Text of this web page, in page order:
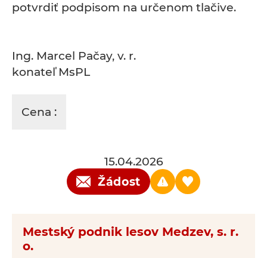
potvrdiť podpisom na určenom tlačive.
Ing. Marcel Pačay, v. r.
konateľ MsPL
Cena :
15.04.2026
Žádost
Mestský podnik lesov Medzev, s. r.
o.